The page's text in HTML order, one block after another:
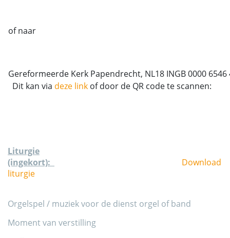
of naar
Gereformeerde Kerk Papendrecht, NL18 INGB 0000
Dit kan via deze link of door de QR code te scannen:
Liturgie
(ingekort):
Download
liturgie
Orgelspel / muziek voor de dienst orgel of band
Moment van verstilling